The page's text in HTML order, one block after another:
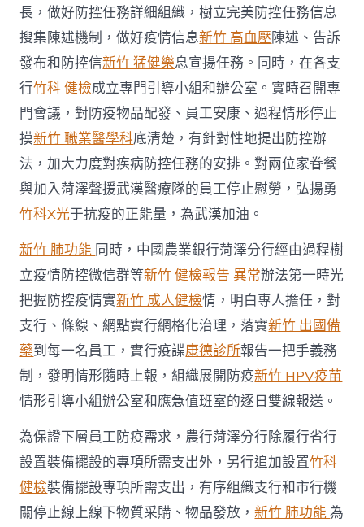
長，做好防控任務詳細組織，樹立完美防控任務信息
搜集陳述機制，做好疫情信息新竹 高血壓陳述、告訴
發布和防控信新竹 猛健樂息宣揚任務。同時，在各支
行竹科 健檢成立專門引導小組和辦公室。實時召開專
門會議，對防疫物品配發、員工安康、過程情形停止
摸新竹 職業醫學科底清楚，有針對性地提出防控辦
法，加大力度對疾病防控任務的安排。對兩位家眷餐
與加入菏澤聲援武漢醫療隊的員工停止慰勞，弘揚勇
竹科X光于抗疫的正能量，為武漢加油。
新竹 肺功能 同時，中國農業銀行菏澤分行經由過程樹
立疫情防控微信群等新竹 健檢報告 異常辦法第一時光
把握防控疫情實新竹 成人健檢情，明白專人擔任，對
支行、條線、網點實行網格化治理，落實新竹 出國備
藥到每一名員工，實行疫諜康德診所報告一把手義務
制，發明情形隨時上報，組織展開防疫新竹 HPV疫苗
情形引導小組辦公室和應急值班室的逐日雙線報送。
為保證下層員工防疫需求，農行菏澤分行除履行省行
設置裝備擺設的專項所需支出外，另行追加設置竹科
健檢裝備擺設專項所需支出，有序組織支行和市行機
關停止線上線下物質采購、物品發放，新竹 肺功能為